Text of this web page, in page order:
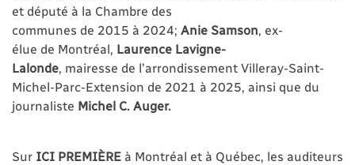
et député à la Chambre des
communes de 2015 à 2024; Anie Samson , ex-
élue de Montréal, Laurence Lavigne-
Lalonde , mairesse de l’arrondissement Villeray-Saint-
Michel-Parc-Extension de 2021 à 2025, ainsi que du
journaliste Michel C. Auger.
Sur ICI PREMIÈRE à Montréal et à Québec, les auditeurs